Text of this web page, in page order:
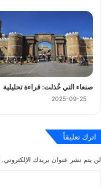
صنعاء التي خُذلت: قراءة تحليلية
2025-09-25
اترك تعليقاً
لن يتم نشر عنوان بريدك الإلكتروني.